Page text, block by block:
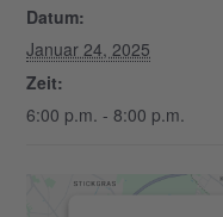
Datum:
Januar 24, 2025
Zeit:
6:00 p.m. - 8:00 p.m.